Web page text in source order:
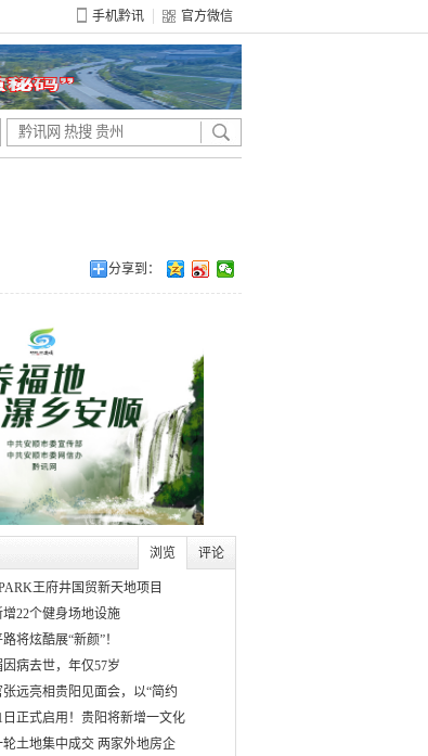
手机黔讯 官方微信
分享到：
浏览 评论
王府井国贸新天地项目
22个健身场地设施
将炫酷展“新颜”！
病去世，年仅57岁
远亮相贵阳见面会，以“简约
日正式启用！贵阳将新增一文化
土地集中成交 两家外地房企